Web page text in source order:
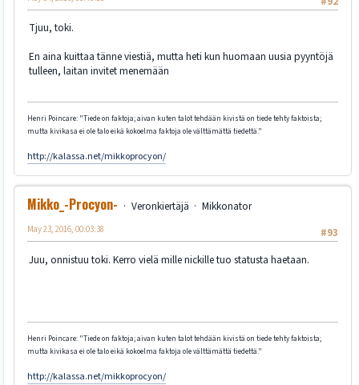
Tjuu, toki.
En aina kuittaa tänne viestiä, mutta heti kun huomaan uusia pyyntöjä
tulleen, laitan invitet menemään
Henri Poincare: "Tiede on faktoja; aivan kuten talot tehdään kivistä on tiede tehty faktoista;
mutta kivikasa ei ole talo eikä kokoelma faktoja ole välttämättä tiedettä."
http://kalassa.net/mikkoprocyon/
Mikko_-Procyon- Veronkiertäjä
Mikkonator
#93
May 23, 2016, 00:03:38
Juu, onnistuu toki. Kerro vielä mille nickille tuo statusta haetaan.
Henri Poincare: "Tiede on faktoja; aivan kuten talot tehdään kivistä on tiede tehty faktoista;
mutta kivikasa ei ole talo eikä kokoelma faktoja ole välttämättä tiedettä."
http://kalassa.net/mikkoprocyon/